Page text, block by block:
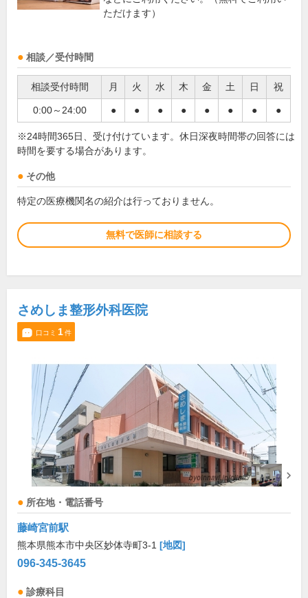
ただけます）
相談／受付時間
相談受付時間 月 火 水 木 金 土 日 祝
0:00～24:00 ● ● ● ● ● ● ● ●
※24時間365日、受け付けています。休日深夜時間帯の回答には
時間を要する場合があります。
その他
特定の医療機関名の紹介は行っておりません。
無料で医師に相談する
さめしま整形外科医院
口コミ 1件
所在地・電話番号
藤崎宮前駅
熊本県熊本市中央区妙体寺町3-1 [地図]
096-345-3645
診療科目